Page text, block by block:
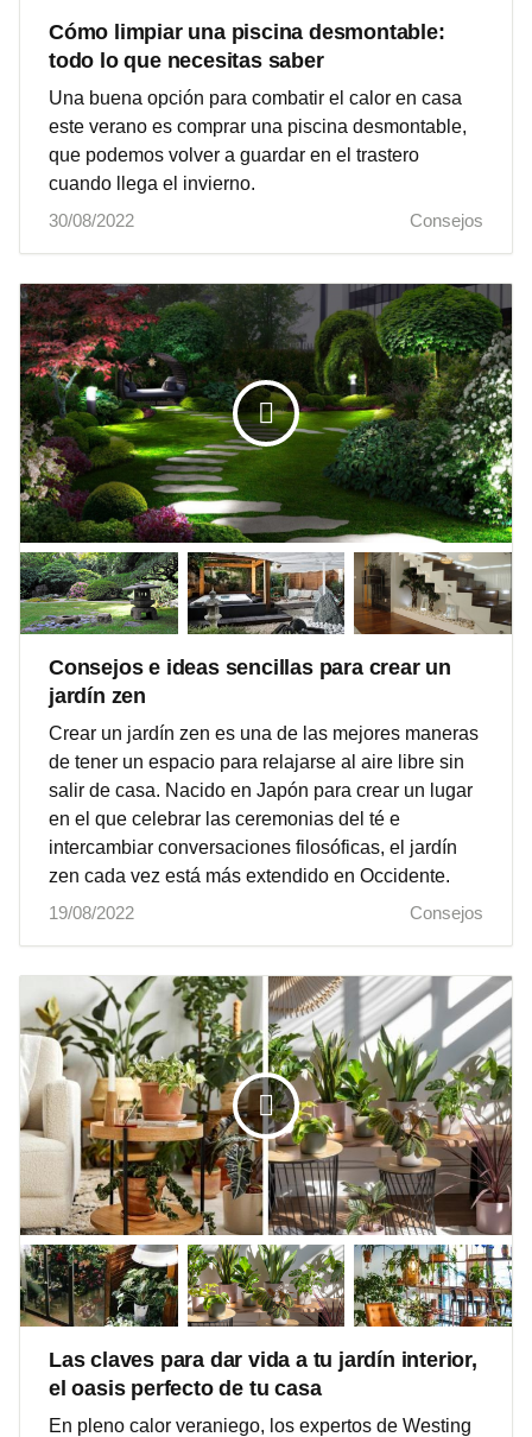
Cómo limpiar una piscina desmontable:
todo lo que necesitas saber
Una buena opción para combatir el calor en casa
este verano es comprar una piscina desmontable,
que podemos volver a guardar en el trastero
cuando llega el invierno.
30/08/2022
Consejos
Consejos e ideas sencillas para crear un
jardín zen
Crear un jardín zen es una de las mejores maneras
de tener un espacio para relajarse al aire libre sin
salir de casa. Nacido en Japón para crear un lugar
en el que celebrar las ceremonias del té e
intercambiar conversaciones filosóficas, el jardín
zen cada vez está más extendido en Occidente.
19/08/2022
Consejos
Las claves para dar vida a tu jardín interior,
el oasis perfecto de tu casa
En pleno calor veraniego, los expertos de Westing